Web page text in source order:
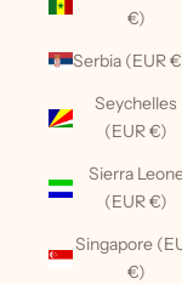
€)
Serbia (EUR
Seychelles
(EUR €)
Sierra
(EUR €)
Singapore
€)